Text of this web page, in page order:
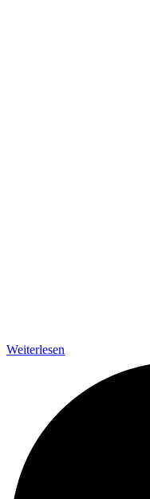
Weiterlesen